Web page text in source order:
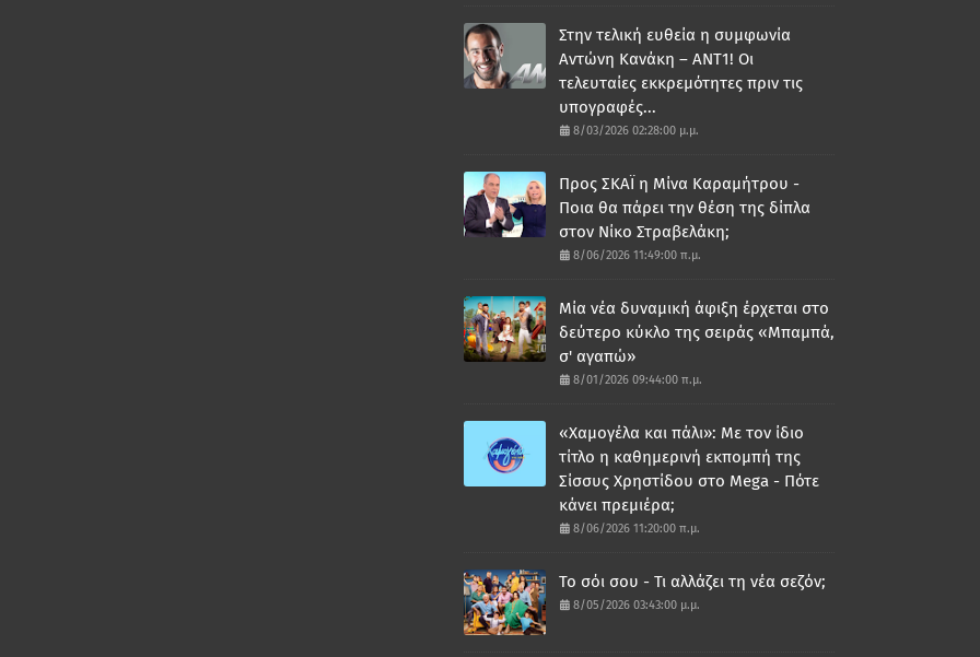
Στην τελική ευθεία η συμφωνία
Αντώνη Κανάκη – ΑΝΤ1! Οι
τελευταίες εκκρεμότητες πριν τις
υπογραφές...
8/03/2026 02:28:00 μ.μ.
Προς ΣΚΑΪ η Μίνα Καραμήτρου -
Ποια θα πάρει την θέση της δίπλα
στον Νίκο Στραβελάκη;
8/06/2026 11:49:00 π.μ.
Μία νέα δυναμική άφιξη έρχεται στο
δεύτερο κύκλο της σειράς «Μπαμπά,
σ' αγαπώ»
8/01/2026 09:44:00 π.μ.
«Χαμογέλα και πάλι»: Με τον ίδιο
τίτλο η καθημερινή εκπομπή της
Σίσσυς Χρηστίδου στο Mega - Πότε
κάνει πρεμιέρα;
8/06/2026 11:20:00 π.μ.
Το σόι σου - Τι αλλάζει τη νέα σεζόν;
8/05/2026 03:43:00 μ.μ.